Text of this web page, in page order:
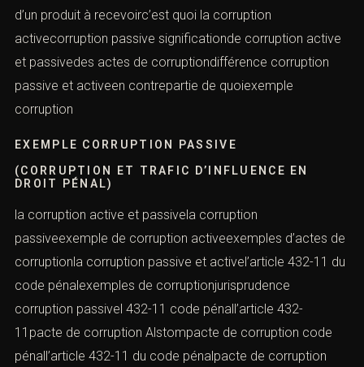
d’un produit à recevoirc’est quoi la corruption
activecorruption passive significationde corruption active
et passivedes actes de corruptiondifférence corruption
passive et activeen contrepartie de quoiexemple
corruption
EXEMPLE CORRUPTION PASSIVE
(CORRUPTION ET TRAFIC D’INFLUENCE EN
DROIT PÉNAL)
la corruption active et passivela corruption
passiveexemple de corruption activeexemples d’actes de
corruptionla corruption passive et activel’article 432-11 du
code pénalexemples de corruptionjurisprudence
corruption passivel 432-11 code pénall’article 432-
11pacte de corruption Alstompacte de corruption code
pénall’article 432-11 du code pénalpacte de corruption